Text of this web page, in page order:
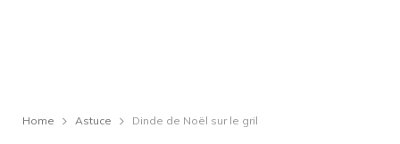
Home Astuce Dinde de Noël sur le gril